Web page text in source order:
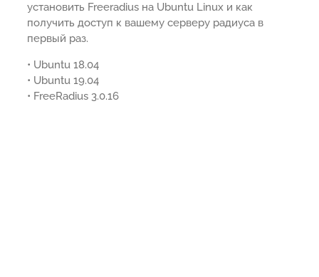
установить Freeradius на Ubuntu Linux и как
получить доступ к вашему серверу радиуса в
первый раз.
• Ubuntu 18.04
• Ubuntu 19.04
• FreeRadius 3.0.16